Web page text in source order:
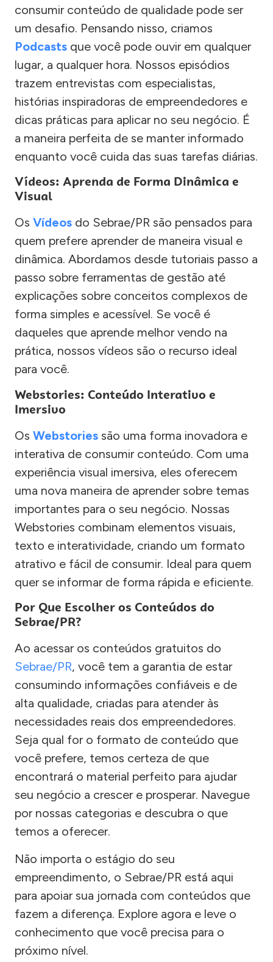
consumir conteúdo de qualidade pode ser
um desafio. Pensando nisso, criamos
Podcasts que você pode ouvir em qualquer
lugar, a qualquer hora. Nossos episódios
trazem entrevistas com especialistas,
histórias inspiradoras de empreendedores e
dicas práticas para aplicar no seu negócio. É
a maneira perfeita de se manter informado
enquanto você cuida das suas tarefas diárias.
Vídeos: Aprenda de Forma Dinâmica e
Visual
Os Vídeos do Sebrae/PR são pensados para
quem prefere aprender de maneira visual e
dinâmica. Abordamos desde tutoriais passo a
passo sobre ferramentas de gestão até
explicações sobre conceitos complexos de
forma simples e acessível. Se você é
daqueles que aprende melhor vendo na
prática, nossos vídeos são o recurso ideal
para você.
Webstories: Conteúdo Interativo e
Imersivo
Os Webstories são uma forma inovadora e
interativa de consumir conteúdo. Com uma
experiência visual imersiva, eles oferecem
uma nova maneira de aprender sobre temas
importantes para o seu negócio. Nossas
Webstories combinam elementos visuais,
texto e interatividade, criando um formato
atrativo e fácil de consumir. Ideal para quem
quer se informar de forma rápida e eficiente.
Por Que Escolher os Conteúdos do
Sebrae/PR?
Ao acessar os conteúdos gratuitos do
Sebrae/PR, você tem a garantia de estar
consumindo informações confiáveis e de
alta qualidade, criadas para atender às
necessidades reais dos empreendedores.
Seja qual for o formato de conteúdo que
você prefere, temos certeza de que
encontrará o material perfeito para ajudar
seu negócio a crescer e prosperar. Navegue
por nossas categorias e descubra o que
temos a oferecer.
Não importa o estágio do seu
empreendimento, o Sebrae/PR está aqui
para apoiar sua jornada com conteúdos que
fazem a diferença. Explore agora e leve o
conhecimento que você precisa para o
próximo nível.